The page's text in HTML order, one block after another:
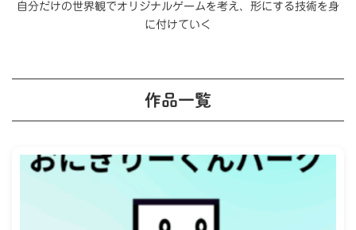
自分だけの世界観でオリジナルゲームを考え、形にする技術を身
に付けていく
作品一覧